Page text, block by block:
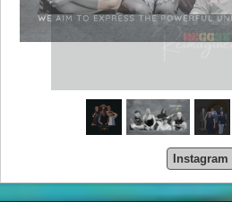
Instagram